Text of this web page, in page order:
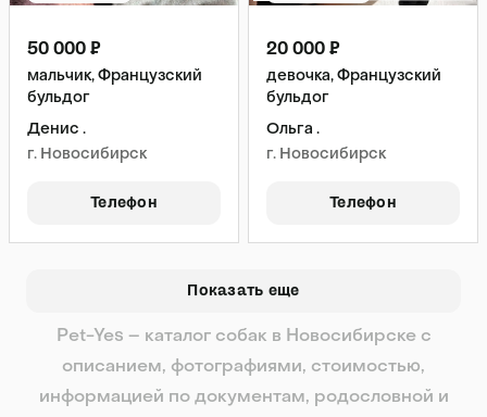
50 000 ₽
мальчик, Французский
бульдог
Денис .
г. Новосибирск
Телефон
20 000 ₽
девочка, Французский
бульдог
Ольга .
г. Новосибирск
Телефон
Показать еще
Pet-Yes – каталог собак в Новосибирске с
описанием, фотографиями, стоимостью,
информацией по документам, родословной и